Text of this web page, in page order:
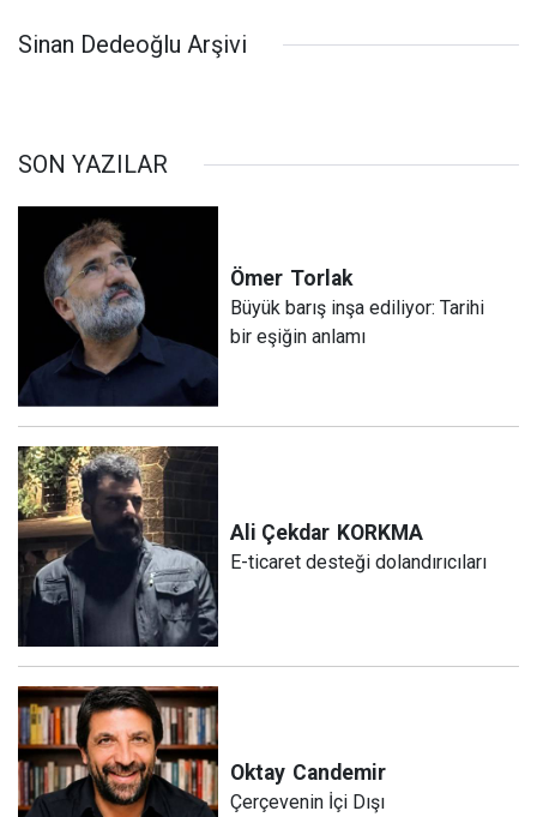
Sinan Dedeoğlu Arşivi
SON YAZILAR
Ömer Torlak
Büyük barış inşa ediliyor: Tarihi
bir eşiğin anlamı
Ali Çekdar KORKMA
E-ticaret desteği dolandırıcıları
Oktay Candemir
Çerçevenin İçi Dışı